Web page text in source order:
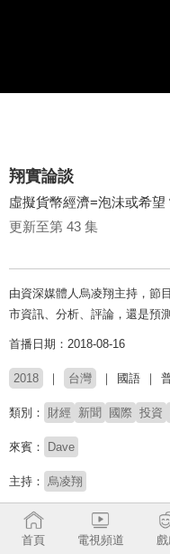
翔實論談
虛擬貨幣經濟=泡沬或希望
更新至第 43 集
由資深媒體人烏凌翔主持，節
市資訊、分析、評論，還是預
首播日期：2018-08-16
2018 台灣 國語
類別： 財經 新聞 國際 投資
來賓： Dave
主持： 烏凌翔
首頁
電視頻道